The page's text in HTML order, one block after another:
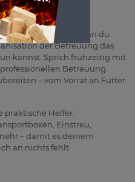
zu Hause hast: Wenn du
der Betreuung das
kannst. Sprich frühzeitig mit
Betreuung.
– vom Vorrat an Futter
praktische Helfer:
Einstreu,
– damit es deinem
an nichts fehlt.